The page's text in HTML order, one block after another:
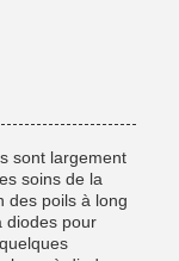
sont largement
soins de la
des poils à long
diodes pour